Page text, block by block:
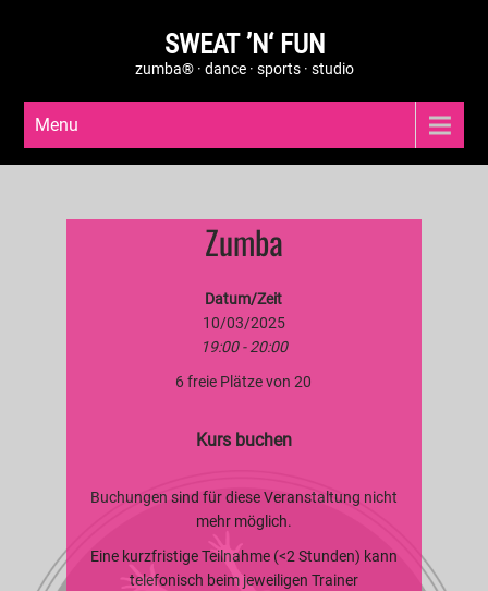
SWEAT ’N‘ FUN
zumba® · dance · sports · studio
Menu
Zumba
Datum/Zeit
10/03/2025
19:00 - 20:00
6 freie Plätze von 20
Kurs buchen
Buchungen sind für diese Veranstaltung nicht
mehr möglich.
Eine kurzfristige Teilnahme (<2 Stunden) kann
telefonisch beim jeweiligen Trainer